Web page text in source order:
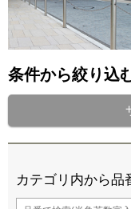
条件から絞り込
カテゴリ内から品